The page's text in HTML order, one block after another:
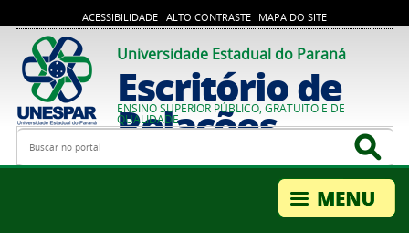
ACESSIBILIDADE ALTO CONTRASTE MAPA DO SITE
Universidade Estadual do Paraná
Escritório de
Relações
Internacionais
ENSINO SUPERIOR PÚBLICO, GRATUITO E DE
QUALIDADE
Busca